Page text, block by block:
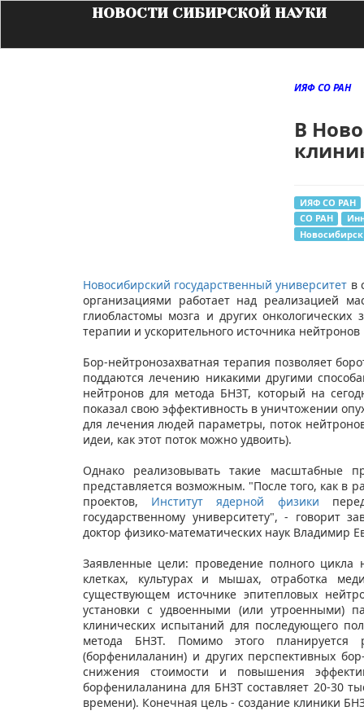
НОВОСТИ СИБИРСКОЙ НАУКИ
ИЯФ СО РАН
В
ИЯФ СО РАН
СО РАН
Новосибирск
Новосибирский государственный университет в
организациями работает над реализацией
глиобластомы мозга и других
терапии и ускорительного источника нейтронов
Бор-нейтронозахватная терапия позволяет
поддаются лечению никакими другими
нейтронов для метода БНЗТ, который на
показал свою эффективность в уничтожении
для лечения людей параметры, поток
идеи, как этот поток можно удвоить).
Однако реализовывать такие масштабные
представляется возможным. "После того, как в
проектов, Институт ядерной физики
государственному университету", - говорит
доктор физико-математических наук Владимир
Заявленные цели: проведение полного цикла
клетках, культурах и мышах, отработка
существующем источнике эпитепловых
установки с удвоенными (или утроенными)
клинических испытаний для последующего
метода БНЗТ. Помимо этого планируется
(борфенилаланин) и других перспективных
снижения стоимости и повышения
борфенилаланина для БНЗТ составляет 20-30
времени). Конечная цель - создание клиники